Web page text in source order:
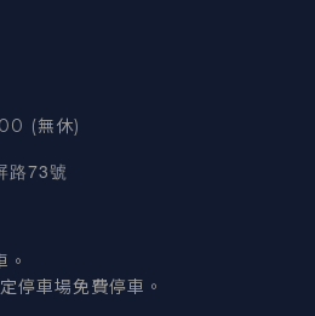
(無休)
路73號
停車場免費停車。